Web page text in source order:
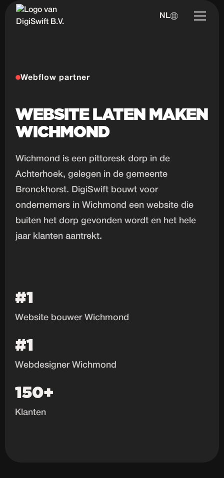
NL
Webflow partner
WEBSITE LATEN MAKEN
WICHMOND
Wichmond is een pittoresk dorp in de
Achterhoek, gelegen in de gemeente
Bronckhorst. DigiSwift bouwt voor
ondernemers in Wichmond een website die
buiten het dorp gevonden wordt en het hele
jaar klanten aantrekt.
#1
Website bouwer Wichmond
#1
Webdesigner Wichmond
150+
Klanten